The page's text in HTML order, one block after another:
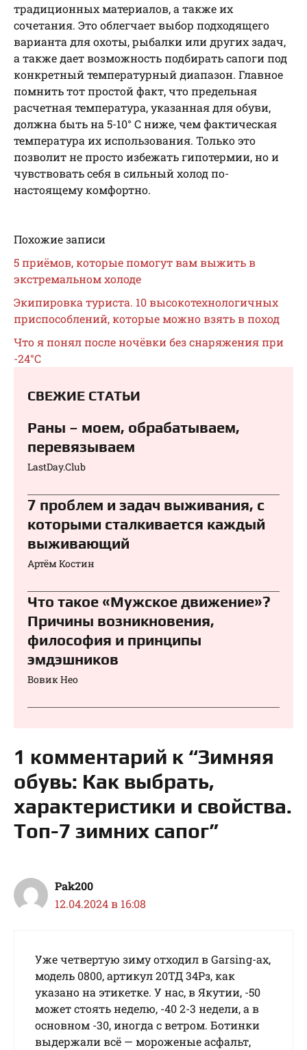
традиционных материалов, а также их
сочетания. Это облегчает выбор подходящего
варианта для охоты, рыбалки или других задач,
а также дает возможность подбирать сапоги под
конкретный температурный диапазон. Главное
помнить тот простой факт, что предельная
расчетная температура, указанная для обуви,
должна быть на 5-10° С ниже, чем фактическая
температура их использования. Только это
позволит не просто избежать гипотермии, но и
чувствовать себя в сильный холод по-
настоящему комфортно.
Похожие записи
5 приёмов, которые помогут вам выжить в
экстремальном холоде
Экипировка туриста. 10 высокотехнологичных
приспособлений, которые можно взять в поход
Что я понял после ночёвки без снаряжения при
-24°С
СВЕЖИЕ СТАТЬИ
Раны – моем, обрабатываем,
перевязываем⁠⁠
LastDay.Club
7 проблем и задач выживания, с
которыми сталкивается каждый
выживающий
Артём Костин
Что такое «Мужское движение»?
Причины возникновения,
философия и принципы
эмдэшников
Вовик Нео
1 комментарий к “Зимняя
обувь: Как выбрать,
характеристики и свойства.
Топ-7 зимних сапог”
Pak200
12.04.2024 в 16:08
Уже четвертую зиму отходил в Garsing-ах,
модель 0800, артикул 20ТД 34Рз, как
указано на этикетке. У нас, в Якутии, -50
может стоять неделю, -40 2-3 недели, а в
основном -30, иногда с ветром. Ботинки
выдержали всё — мороженые асфальт,